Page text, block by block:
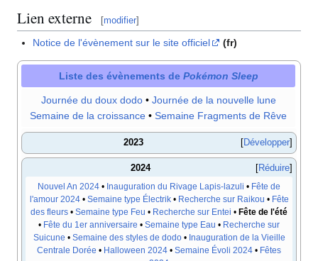
Lien externe [modifier]
Notice de l'évènement sur le site officiel (fr)
Liste des évènements de Pokémon Sleep
Journée du doux dodo• Journée de la nouvelle lune
Semaine de la croissance • Semaine Fragments de Rêve
Développer
2023
Réduire
2024
Nouvel An 2024 • Inauguration du Rivage Lapis-lazuli • Fête de
l'amour 2024• Semaine type Électrik• Recherche sur Raikou • Fête
des fleurs • Semaine type Feu • Recherche sur Entei • Fête de l'été
• Fête du 1er anniversaire • Semaine type Eau • Recherche sur
Suicune • Semaine des styles de dodo• Inauguration de la Vieille
Centrale Dorée • Halloween 2024 • Semaine Évoli 2024 • Fêtes